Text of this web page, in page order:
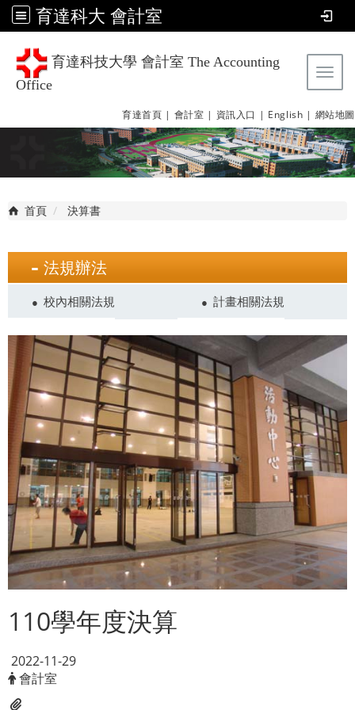
育達科大 會計室
育達科技大學 會計室 The Accounting
Office
育達首頁 | 會計室 | 資訊入口 | English | 網站地圖
首頁 決算書
法規辦法
校內相關法規 計畫相關法規
110學年度決算
2022-11-29
會計室